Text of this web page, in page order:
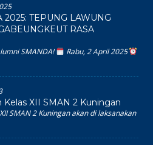
TEPUNG LAWUNG
RASA
SMANDA!
Rabu, 2 April 2025
XII SMAN 2 Kuningan
SMAN 2 Kuningan akan di laksanakan